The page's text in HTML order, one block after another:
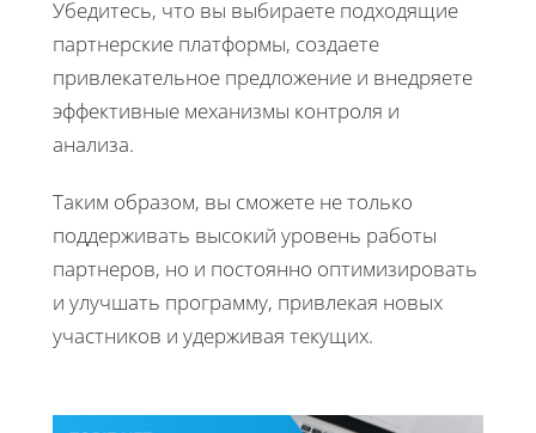
Убедитесь, что вы выбираете подходящие
партнерские платформы, создаете
привлекательное предложение и внедряете
эффективные механизмы контроля и
анализа.
Таким образом, вы сможете не только
поддерживать высокий уровень работы
партнеров, но и постоянно оптимизировать
и улучшать программу, привлекая новых
участников и удерживая текущих.